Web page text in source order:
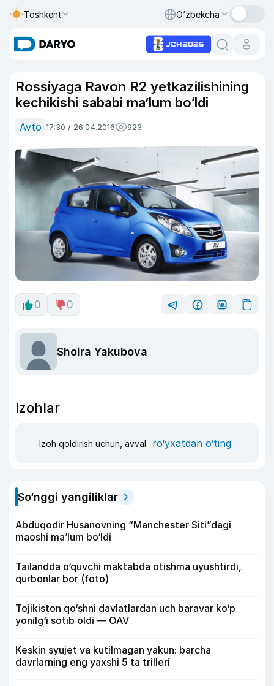
Toshkent O‘zbekcha
Rossiyaga Ravon R2 yetkazilishining
kechikishi sababi ma’lum bo‘ldi
Avto 17:30 / 26.04.2016 923
0 0
Shoira Yakubova
Izohlar
Izoh qoldirish uchun, avval ro‘yxatdan o‘ting
So‘nggi yangiliklar
Abduqodir Husanovning “Manchester Siti”dagi
maoshi ma’lum bo‘ldi
Tailandda o‘quvchi maktabda otishma uyushtirdi,
qurbonlar bor (foto)
Tojikiston qo‘shni davlatlardan uch baravar ko‘p
yonilg‘i sotib oldi — OAV
Keskin syujet va kutilmagan yakun: barcha
davrlarning eng yaxshi 5 ta trilleri